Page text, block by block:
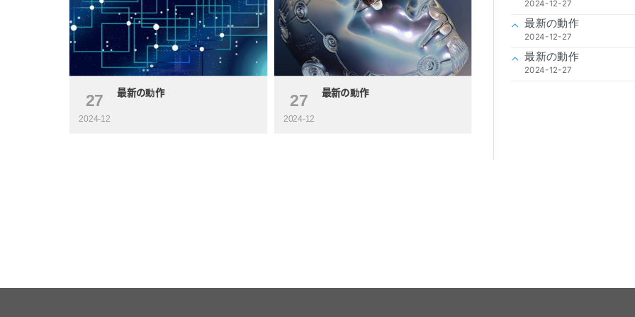
27
2024-12
最新の動作 27
2024-12
最新の動作
2024-12-27
最新の動作
2024-12-27
最新の動作
2024-12-27